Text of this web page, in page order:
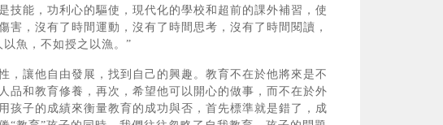
技能，功利心的驅使，現代化的學校和超前的課外補習，使
，沒有了時間運動，沒有了時間思考，沒有了時間閱讀，
魚，不如授之以漁。”
，讓他自由發展，找到自己的興趣。教育不在於他將來是不
品和教育修養，再次，希望他可以開心的做事，而不在於外
孩子的成績來衡量教育的成功與否，首先標準就是錯了，成